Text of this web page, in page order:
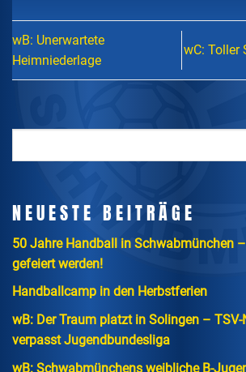
wB: Unerwartete
Heimniederlage
wC: Toller
NEUESTE BEITRÄGE
50 Jahre Handball in Schwabmünchen
gefeiert werden!
Handballcamp in den Herbstferien
wB: Der Traum platzt in Solingen –
verpasst Jugendbundesliga
wB: Schwabmünchens weibliche B-